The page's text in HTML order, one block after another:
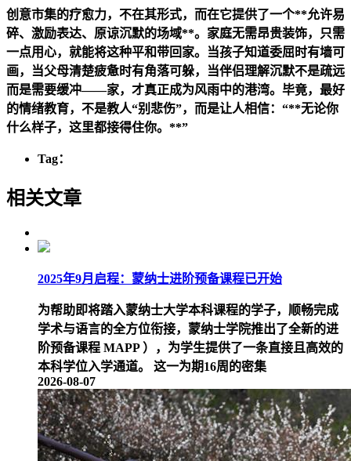
创意市集的疗愈力，不在其形式，而在它提供了一个**允许易
碎、激励表达、原谅沉默的场域**。家庭无需昂贵装饰，只需
一点用心，就能将这种平和带回家。当孩子知道委屈时有墙可
画，当父母清楚疲惫时有角落可躲，当伴侣理解沉默不是疏远
而是需要缓冲——家，才真正成为风雨中的港湾。毕竟，最好
的情绪教育，不是教人“别悲伤”，而是让人相信：“**无论你
什么样子，这里都接得住你。**”
Tag：
相关文章
2025年9月启程：蒙纳士进阶预备课程已开始
为帮助即将踏入蒙纳士大学本科课程的学子，顺畅完成
学术与语言的全方位衔接，蒙纳士学院推出了全新的进
阶预备课程 MAPP ），为学生提供了一条直接且高效的
本科学位入学通道。 这一为期16周的密集
2026-08-07